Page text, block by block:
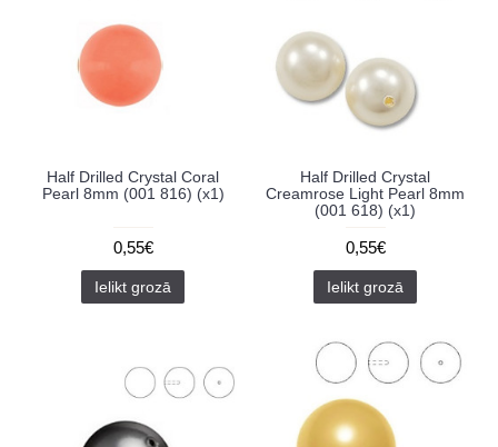
Half Drilled Crystal Coral
Pearl 8mm (001 816) (x1)
0,55€
Ielikt grozā
Half Drilled Crystal
Creamrose Light Pearl 8mm
(001 618) (x1)
0,55€
Ielikt grozā